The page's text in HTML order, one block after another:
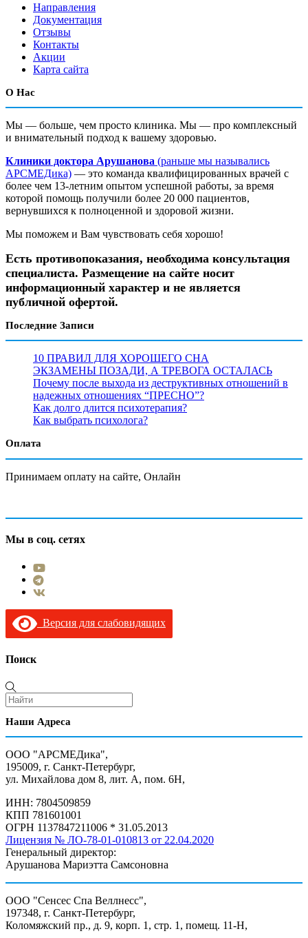
Направления
Документация
Отзывы
Контакты
Акции
Карта сайта
О Нас
Мы — больше, чем просто клиника. Мы — про комплексный
и внимательный подход к вашему здоровью.
Клиники доктора Арушанова (раньше мы назывались
АРСМЕДика) — это команда квалифицированных врачей с
более чем 13-летним опытом успешной работы, за время
которой помощь получили более 20 000 пациентов,
вернувшихся к полноценной и здоровой жизни.
Мы поможем и Вам чувствовать себя хорошо!
Есть противопоказания, необходима консультация
специалиста. Размещение на сайте носит
информационный характер и не является
публичной офертой.
Последние Записи
10 ПРАВИЛ ДЛЯ ХОРОШЕГО СНА
ЭКЗАМЕНЫ ПОЗАДИ, А ТРЕВОГА ОСТАЛАСЬ
Почему после выхода из деструктивных отношений в
надежных отношениях “ПРЕСНО”?
Как долго длится психотерапия?
Как выбрать психолога?
Оплата
Принимаем оплату на сайте, Онлайн
Мы в соц. сетях
Версия для слабовидящих
Поиск
Наши Адреса
ООО "АРСМЕДика",
195009, г. Санкт-Петербург,
ул. Михайлова дом 8, лит. А, пом. 6Н,
ИНН: 7804509859
КПП 781601001
ОГРН 1137847211006 * 31.05.2013
Лицензия № ЛО-78-01-010813 от 22.04.2020
Генеральный директор:
Арушанова Мариэтта Самсоновна
ООО "Сенсес Спа Веллнесс",
197348, г. Санкт-Петербург,
Коломяжский пр., д. 9, корп. 1, стр. 1, помещ. 11-Н,